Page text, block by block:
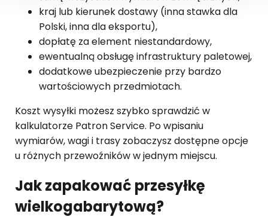
kraj lub kierunek dostawy (inna stawka dla
Polski, inna dla eksportu),
dopłatę za element niestandardowy,
ewentualną obsługę infrastruktury paletowej,
dodatkowe ubezpieczenie przy bardzo
wartościowych przedmiotach.
Koszt wysyłki możesz szybko sprawdzić w
kalkulatorze Patron Service. Po wpisaniu
wymiarów, wagi i trasy zobaczysz dostępne opcje
u różnych przewoźników w jednym miejscu.
Jak zapakować przesyłkę
wielkogabarytową?